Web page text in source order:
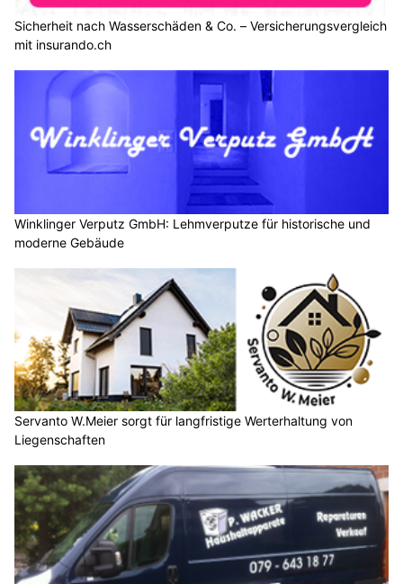
Sicherheit nach Wasserschäden & Co. – Versicherungsvergleich
mit insurando.ch
Winklinger Verputz GmbH: Lehmverputze für historische und
moderne Gebäude
Servanto W.Meier sorgt für langfristige Werterhaltung von
Liegenschaften